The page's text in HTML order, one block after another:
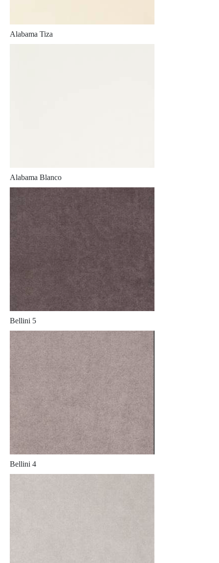
Alabama Tiza
Alabama Blanco
Bellini 5
Bellini 4